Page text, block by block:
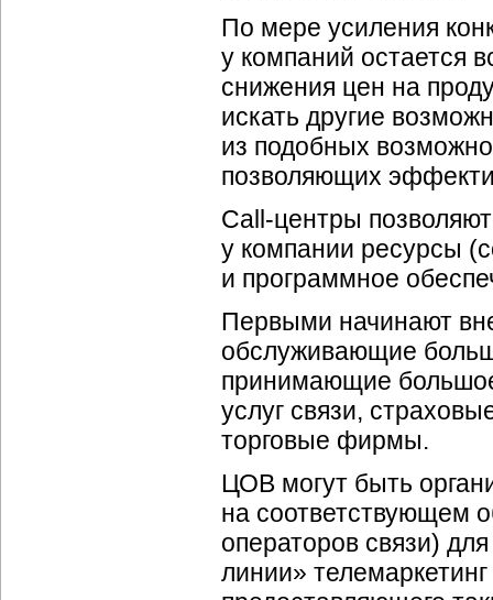
По мере усиления
у компаний остается
снижения цен на
искать другие
из подобных
позволяющих
Call-центры
у компании ресурсы
и программное
Первыми начинают
обслуживающие
принимающие
услуг связи,
торговые фирмы.
ЦОВ могут быть
на соответствующем
операторов связи)
линии»